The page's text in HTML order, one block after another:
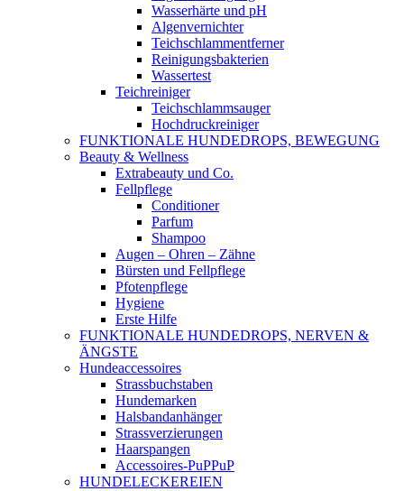
Wasserhärte und pH
Algenvernichter
Teichschlammentferner
Reinigungsbakterien
Wassertest
Teichreiniger
Teichschlammsauger
Hochdruckreiniger
FUNKTIONALE HUNDEDROPS, BEWEGUNG
Beauty & Wellness
Extrabeauty und Co.
Fellpflege
Conditioner
Parfum
Shampoo
Augen – Ohren – Zähne
Bürsten und Fellpflege
Pfotenpflege
Hygiene
Erste Hilfe
FUNKTIONALE HUNDEDROPS, NERVEN &
ÄNGSTE
Hundeaccessoires
Strassbuchstaben
Hundemarken
Halsbandanhänger
Strassverzierungen
Haarspangen
Accessoires-PuPPuP
HUNDELECKEREIEN